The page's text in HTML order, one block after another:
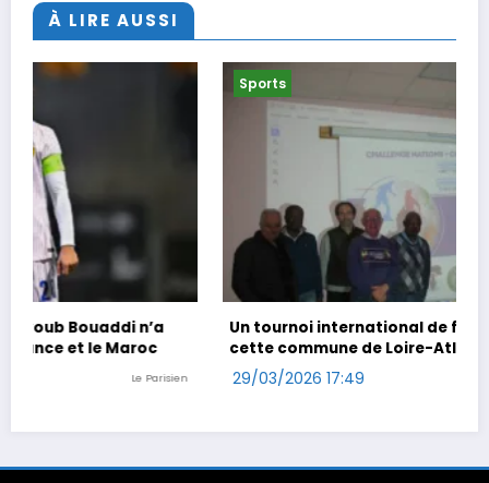
À LIRE AUSSI
Un tournoi international de foot en marchant dans
cette commune de Loire-Atlantique
29/03/2026 17:49